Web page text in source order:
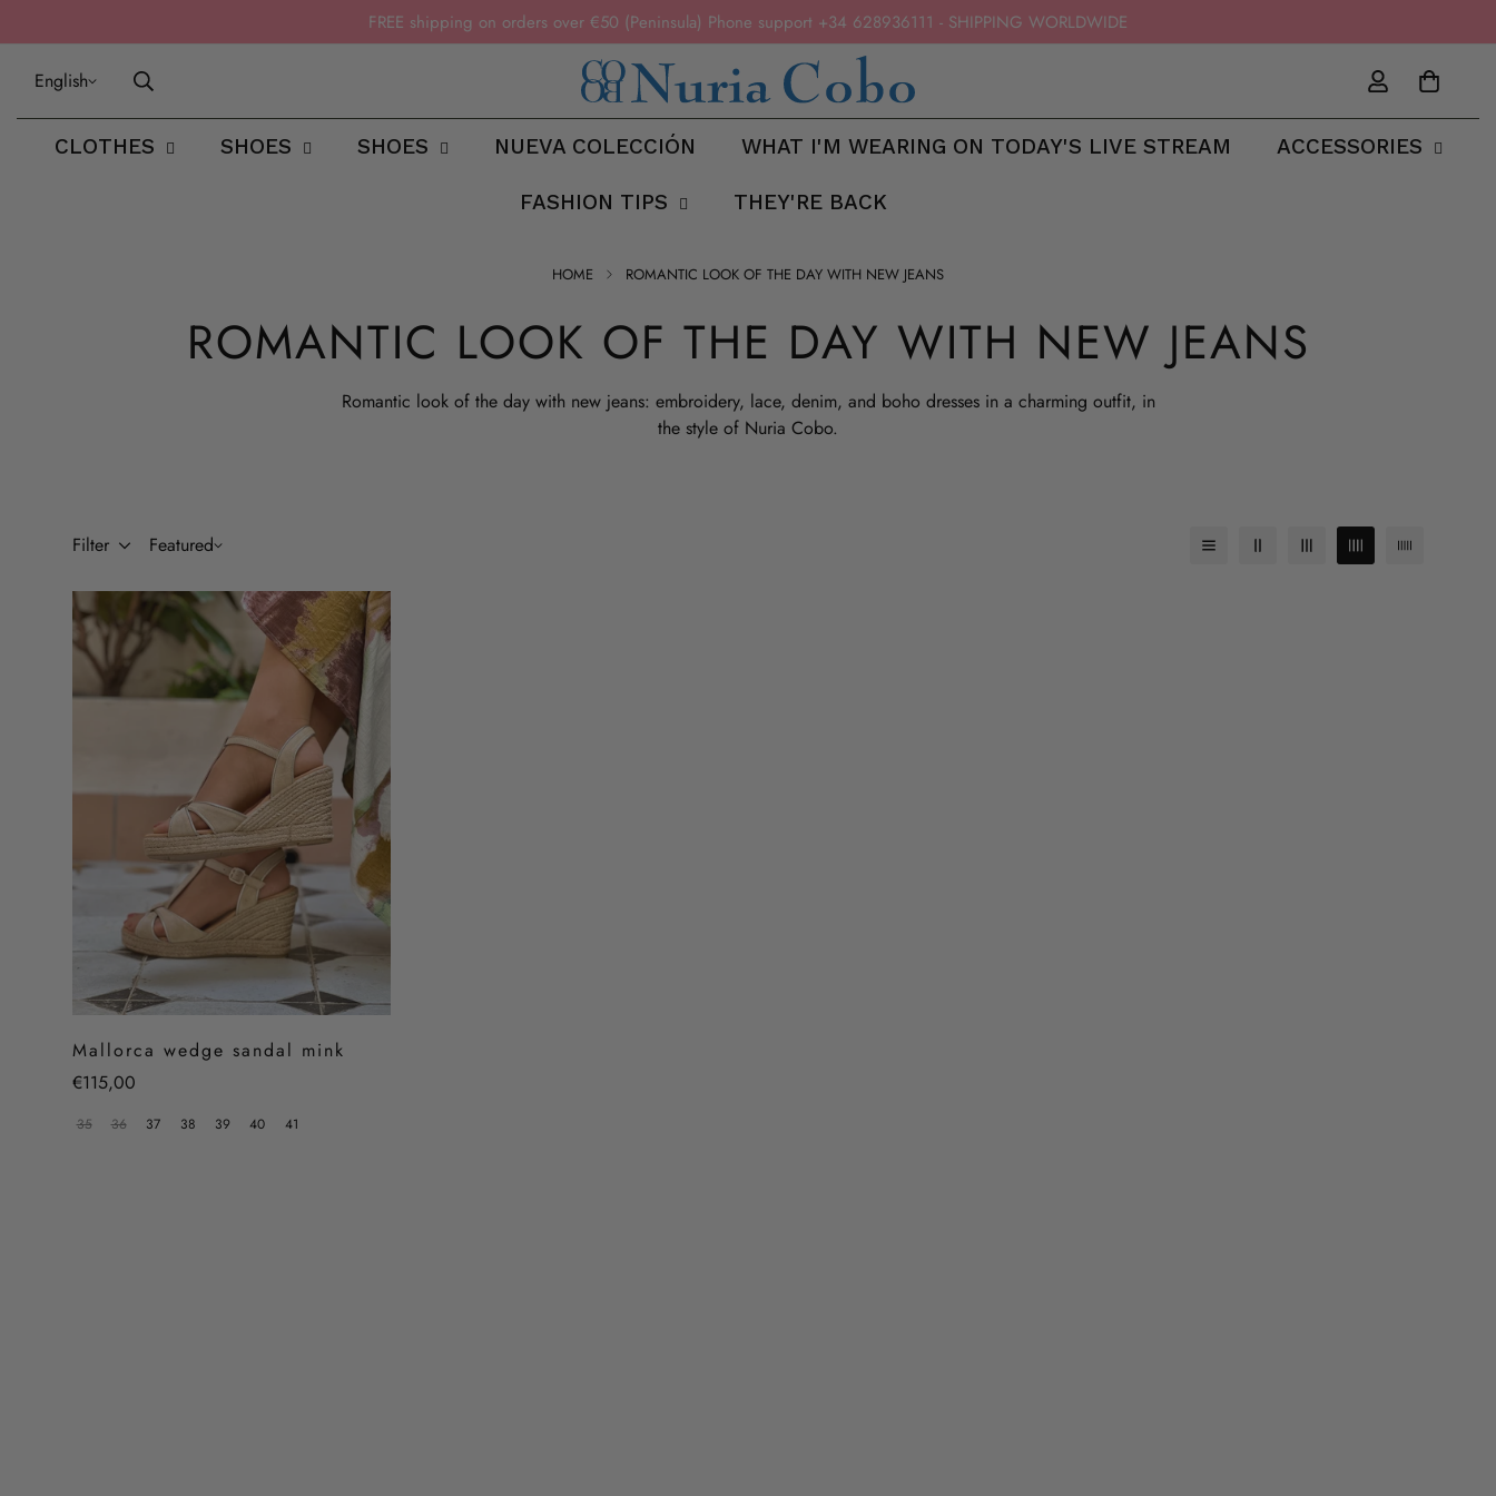
FREE shipping on orders over €50 (Peninsula) Phone support +34 628936111 - SHIPPING WORLDWIDE
English
CLOTHES SHOES SHOES NUEVA COLECCIÓN WHAT I'M WEARING ON TODAY'S LIVE STREAM ACCESSORIES
FASHION TIPS THEY'RE BACK
HOME ROMANTIC LOOK OF THE DAY WITH NEW JEANS
ROMANTIC LOOK OF THE DAY WITH NEW JEANS
Romantic look of the day with new jeans: embroidery, lace, denim, and boho dresses in a charming outfit, in
the style of Nuria Cobo.
Filter Featured
Mallorca wedge sandal mink
Regular
€115,00
35 36 37 38 39 40 41